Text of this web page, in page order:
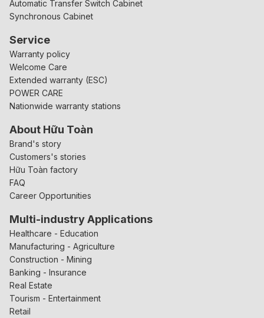
Automatic Transfer Switch Cabinet
Synchronous Cabinet
Service
Warranty policy
Welcome Care
Extended warranty (ESC)
POWER CARE
Nationwide warranty stations
About Hữu Toàn
Brand's story
Customers's stories
Hữu Toàn factory
FAQ
Career Opportunities
Multi-industry Applications
Healthcare - Education
Manufacturing - Agriculture
Construction - Mining
Banking - Insurance
Real Estate
Tourism - Entertainment
Retail